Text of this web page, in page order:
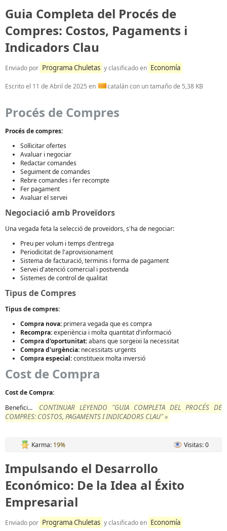
Guia Completa del Procés de
Compres: Costos, Pagaments i
Indicadors Clau
Enviado por Programa Chuletas y clasificado en Economía
Escrito el 11 de Abril de 2025 en catalán con un tamaño de 5,38 KB
Procés de Compres
Procés de compres:
Sol·licitar ofertes
Avaluar i negociar
Redactar comandes
Seguiment de comandes
Rebre comandes i fer recompte
Fer pagament
Avaluar el servei
Negociació amb Proveïdors
Una vegada feta la selecció de proveïdors, s'ha de negociar:
Preu per volum i temps d'entrega
Periodicitat de l'aprovisionament
Sistema de facturació, terminis i forma de pagament
Servei d'atenció comercial i postvenda
Sistemes de control de qualitat
Tipus de Compres
Tipus de compres:
Compra nova: primera vegada que es compra
Recompra:experiència i molta quantitat d'informació
Compra d'oportunitat:abans que sorgeixi la necessitat
Compra d'urgència: necessitats urgents
Compra especial:constitueix molta inversió
Cost de Compra
Cost de Compra:
Benefici...
CONTINUAR LEYENDO "GUIA COMPLETA DEL PROCÉS DE
COMPRES: COSTOS, PAGAMENTS I INDICADORS CLAU" »
Karma: 19% Visitas: 0
Impulsando el Desarrollo
Económico: De la Idea al Éxito
Empresarial
Enviado por Programa Chuletas y clasificado en Economía